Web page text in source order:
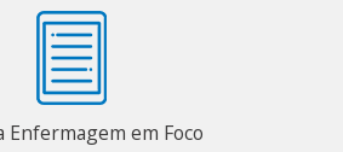
Enfermagem em Foco